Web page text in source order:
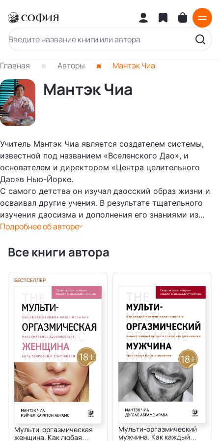
Главная Авторы Мантэк Чиа
Мантэк Чиа
Учитель Мантэк Чиа является создателем системы,
известной под названием «Вселенского Дао», и
основателем и директором «Центра целительного
Дао»в Нью-Йорке.
С самого детства он изучал даосский образ жизни и
осваивал другие учения. В результате тщательного
изучения даосизма и дополнения его знаниями из...
Подробнее об авторе
Все книги автора
БЕСТСЕЛЛЕР
Мульти-оргазмическая
женщина. Как любая
Мульти-оргазмический
мужчина. Как каждый